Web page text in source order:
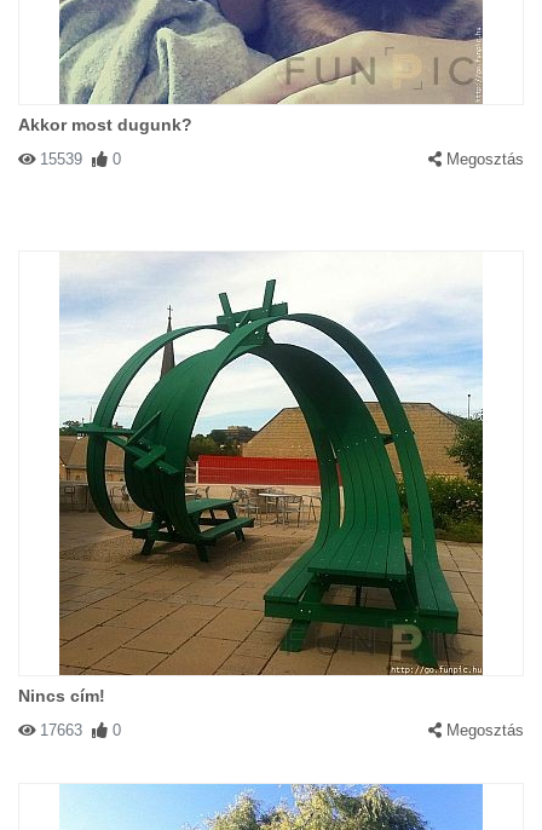
Akkor most dugunk?
15539 0 Megosztás
Nincs cím!
17663 0 Megosztás